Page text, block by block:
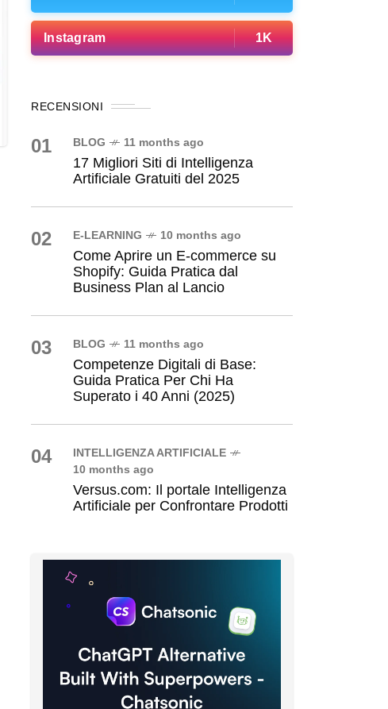
Instagram 1K
RECENSIONI
01 BLOG 11 months ago
17 Migliori Siti di Intelligenza
Artificiale Gratuiti del 2025
02 E-LEARNING 10 months ago
Come Aprire un E-commerce su
Shopify: Guida Pratica dal
Business Plan al Lancio
03 BLOG 11 months ago
Competenze Digitali di Base:
Guida Pratica Per Chi Ha
Superato i 40 Anni (2025)
04
INTELLIGENZA ARTIFICIALE
10 months ago
Versus.com: Il portale Intelligenza
Artificiale per Confrontare Prodotti